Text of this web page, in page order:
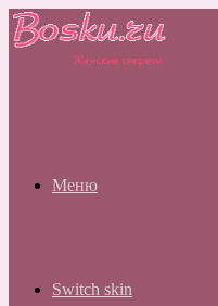
Меню
Switch skin